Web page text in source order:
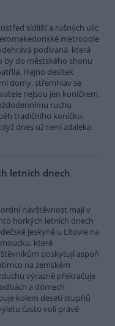
sídlišť a rušných ulic
metropole
podívaná, která
by do městského shonu
Hejno desítek
domy, střemhlav se
nejsou jen koníčkem,
ruchu
tradičního koníčku,
dnes už není zdaleka
letních dnech
návštěvnost mají v
horkých letních dnech
jeskyně u Litovle na
které
poskytují aspoň
na zemském
výrazně překračuje
a dómech
kolem deseti stupňů
často volí právě